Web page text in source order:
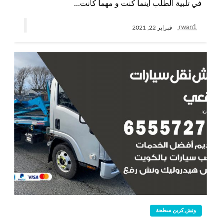
في تلبية الطلب أينما كنت و مهما كانت…
rwan1 فبراير 22, 2021
ونش كرين سطحة